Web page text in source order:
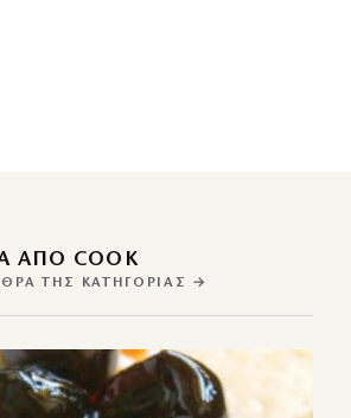
ΑΠΌ COOK
ΤΗΣ ΚΑΤΗΓΟΡΊΑΣ →